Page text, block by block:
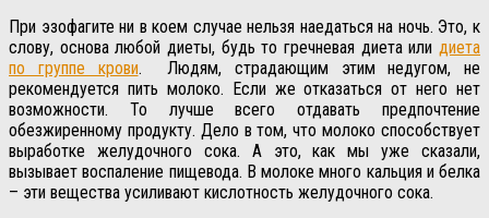
При эзофагите ни в коем случае нельзя наедаться на ночь. Это, к
слову, основа любой диеты, будь то гречневая диета или диета
по группе крови.
Людям, страдающим этим недугом, не
рекомендуется пить молоко. Если же отказаться от него нет
возможности. То лучше всего отдавать предпочтение
обезжиренному продукту. Дело в том, что молоко способствует
выработке желудочного сока. А это, как мы уже сказали,
вызывает воспаление пищевода. В молоке много кальция и белка
– эти вещества усиливают кислотность желудочного сока.